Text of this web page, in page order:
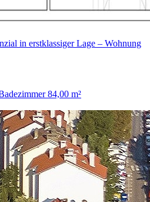
in erstklassiger Lage – Wohnung
84,00 m²